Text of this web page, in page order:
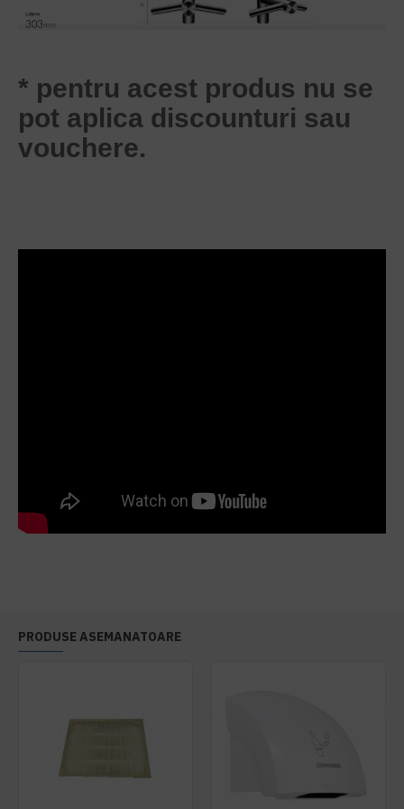
* pentru acest produs nu se
pot aplica discounturi sau
vouchere.
PRODUSE ASEMANATOARE